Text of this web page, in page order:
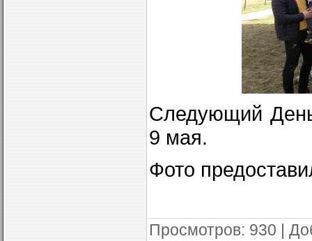
Следующий День
9 мая.
Фото
Просмотров: 930 |